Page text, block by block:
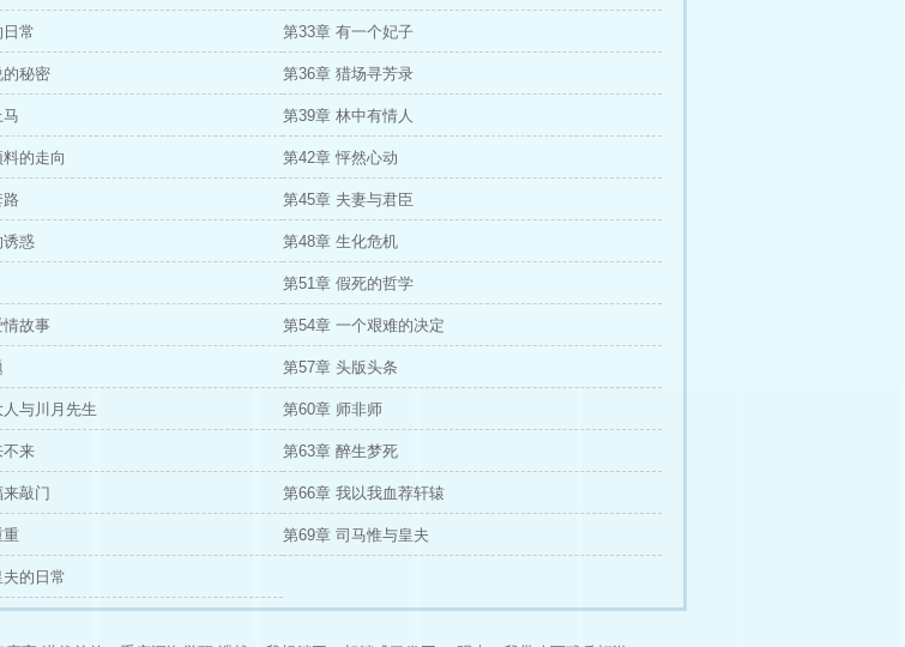
常 第33章 有一个妃子
的秘密 第36章 猎场寻芳录
第39章 林中有情人
的走向 第42章 怦然心动
路 第45章 夫妻与君臣
诱惑 第48章 生化危机
第51章 假死的哲学
情故事 第54章 一个艰难的决定
第57章 头版头条
与川月先生 第60章 师非师
不来 第63章 醉生梦死
敲门 第66章 我以我血荐轩辕
第69章 司马惟与皇夫
的日常